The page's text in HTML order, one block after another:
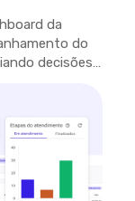
da
do
decisões